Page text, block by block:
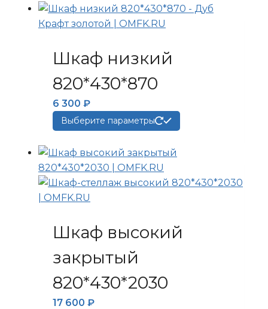
Шкаф низкий
820*430*870
6 300 ₽
Выберите параметры
товар
вариаций.
на
Шкаф высокий
закрытый
820*430*2030
17 600 ₽